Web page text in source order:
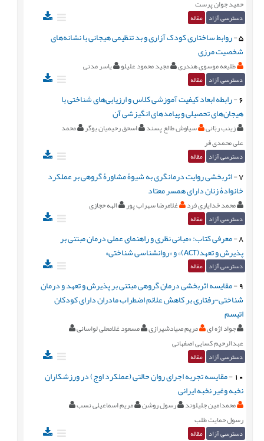
حمید جوان پرست
دسترسی آزاد مقاله
5
-روابط ساختاری کودک آزاری و بد تنظیمی هیجانی با نشانه‌های
شخصیت مرزی
طلیعه موسوی هندری مجید محمود علیلو یاسر مدنی
دسترسی آزاد مقاله
6
-رابطه ابعاد کیفیت آموزشی کلاس و ارزیابی‌های شناختی با
هیجان‌های تحصیلی و پیامدهای انگیزشی آن
زینب ربّانی سیاوش طالع پسند اسحق رحیمیان بوگر
محمد
علی محمدی فر
دسترسی آزاد مقاله
7
-اثربخشی روایت درمانگری به شیوۀ مشاورۀ گروهی بر عملکرد
خانوادۀ زنان دارای همسر معتاد
محمد خدایاری فرد غلامرضا سهراب پور الهه حجازی
دسترسی آزاد مقاله
8
-معرفی کتاب: «مبانی نظری و راهنمای عملی درمان مبتنی بر
پذیرش و تعهد(ACT)» و «روانشناسی شناختی»
دسترسی آزاد مقاله
9
-مقایسه اثربخشی درمان گروهی مبتنی بر پذیرش و تعهد و درمان
شناختی-رفتاری بر کاهش علائم اضطراب مادران دارای کودکان
اتیسم
جواد اژه ای مریم صیادشیرازی
مسعود غلامعلی لواسانی
عبدالرحیم کسایی اصفهانی
دسترسی آزاد مقاله
10
-مقایسه تجربه اجرای روان حالتی (عملکرد اوج) در ورزشکاران
نخبه وغیر نخبه ایرانی
محمدامین جلیلوند رسول روشن
مریم اسماعیلی نسب
رسول حمایت طلب
دسترسی آزاد مقاله